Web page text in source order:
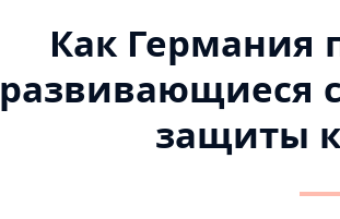
Как Германия
развивающиеся
защиты